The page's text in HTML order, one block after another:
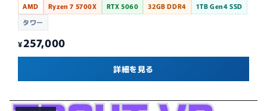
AMD Ryzen 7 5700X RTX 5060 32GB DDR4
1TB Gen4 SSD
タワー
¥257,000
詳細を見る